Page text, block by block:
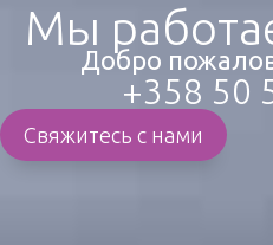
Мы
Добро
+358 50
Свяжитесь с нами